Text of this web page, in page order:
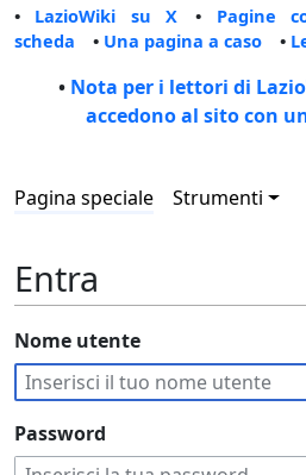
• LazioWiki su X • Pagine
scheda • Una pagina a caso •
• Nota per i lettori di
accedono al sito con
Pagina speciale Strumenti
Entra
Nome utente
Password